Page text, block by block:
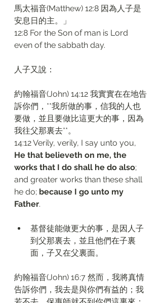
馬太福音(Matthew) 12:8 因為人子是
安息日的主。」
12:8 For the Son of man is Lord
even of the sabbath day.
人子又說：
約翰福音(John) 14:12 我實實在在地告
訴你們，**我所做的事，信我的人也
要做，並且要做比這更大的事，因為
我往父那裏去**。
14:12 Verily, verily, I say unto you,
He that believeth on me, the
works that I do shall he do also;
and greater works than these shall
he do; because I go unto my
Father.
基督徒能做更大的事，是因人子
到父那裏去，並且他們在子裏
面，子又在父裏面。
約翰福音(John) 16:7 然而，我將真情
告訴你們，我去是與你們有益的；我